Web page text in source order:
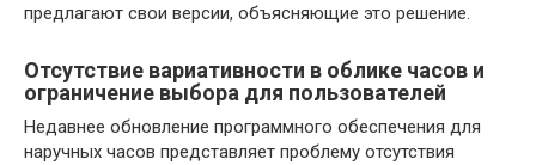
предлагают свои версии, объясняющие это решение.
Отсутствие вариативности в облике часов и
ограничение выбора для пользователей
Недавнее обновление программного обеспечения для
наручных часов представляет проблему отсутствия